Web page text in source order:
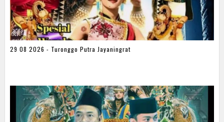
29 08 2026 - Turonggo Putra Jayaningrat